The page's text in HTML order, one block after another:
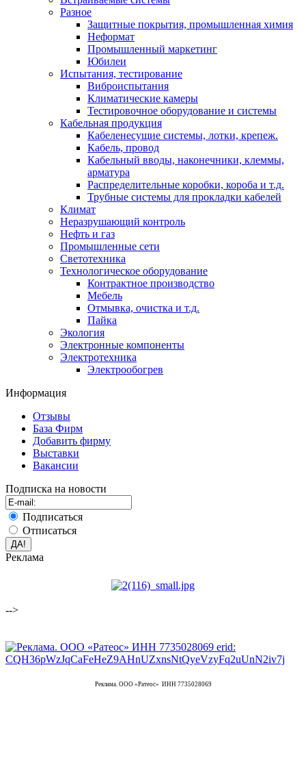
Разное
Защитные покрытия, промышленная химия
Неформат
Промышленный маркетинг
Юбилеи
Испытания, тестирование
Виброиспытания
Климатические камеры
Тестировочное оборудование и системы
Кабельная продукция
Кабеленесущие системы, лотки, крепеж.
Кабель, провод
Кабельный вводы, наконечники, клеммы,
арматура
Распределительные коробки, короба и т.д.
Трубные системы для прокладки кабелей
Климат
Неразрушающий контроль
Нефть и газ
Промышленные сети
Светотехника
Технологическое оборудование
Контрактное производство
Мебель
Отмывка, очистка и т.д.
Пайка
Экология
Электронные компоненты
Электротехника
Электрообогрев
Информация
Отзывы
База Фирм
Добавить фирму
Выставки
Вакансии
Подписка на новости
Подписаться
Отписаться
Реклама
-->
Реклама. ООО «Ратеос» ИНН 7735028069